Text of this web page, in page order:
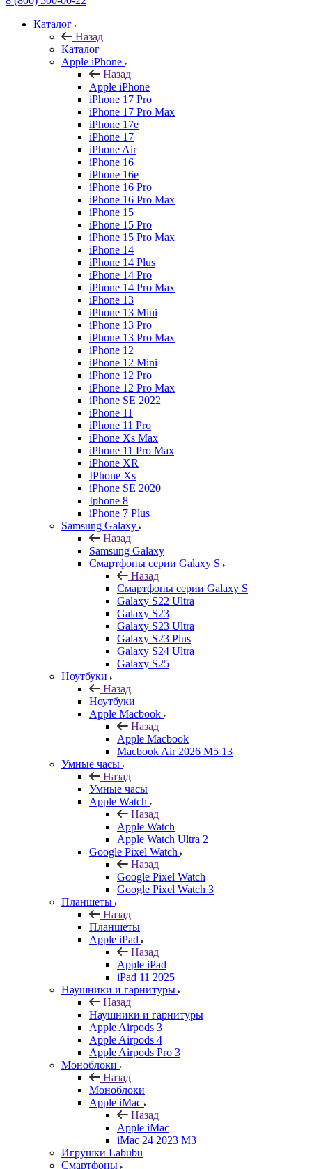
Каталог
Назад
Каталог
Apple iPhone
Назад
Apple iPhone
iPhone 17 Pro
iPhone 17 Pro Max
iPhone 17e
iPhone 17
iPhone Air
iPhone 16
iPhone 16e
iPhone 16 Pro
iPhone 16 Pro Max
iPhone 15
iPhone 15 Pro
iPhone 15 Pro Max
iPhone 14
iPhone 14 Plus
iPhone 14 Pro
iPhone 14 Pro Max
iPhone 13
iPhone 13 Mini
iPhone 13 Pro
iPhone 13 Pro Max
iPhone 12
iPhone 12 Mini
iPhone 12 Pro
iPhone 12 Pro Max
iPhone SE 2022
iPhone 11
iPhone 11 Pro
iPhone Xs Max
iPhone 11 Pro Max
iPhone XR
IPhone Xs
iPhone SE 2020
Iphone 8
iPhone 7 Plus
Samsung Galaxy
Назад
Samsung Galaxy
Смартфоны серии Galaxy S
Назад
Смартфоны серии Galaxy S
Galaxy S22 Ultra
Galaxy S23
Galaxy S23 Ultra
Galaxy S23 Plus
Galaxy S24 Ultra
Galaxy S25
Ноутбуки
Назад
Ноутбуки
Apple Macbook
Назад
Apple Macbook
Macbook Air 2026 M5 13
Умные часы
Назад
Умные часы
Apple Watch
Назад
Apple Watch
Apple Watch Ultra 2
Google Pixel Watch
Назад
Google Pixel Watch
Google Pixel Watch 3
Планшеты
Назад
Планшеты
Apple iPad
Назад
Apple iPad
iPad 11 2025
Наушники и гарнитуры
Назад
Наушники и гарнитуры
Apple Airpods 3
Apple Airpods 4
Apple Airpods Pro 3
Моноблоки
Назад
Моноблоки
Apple iMac
Назад
Apple iMac
iMac 24 2023 M3
Игрушки Labubu
Смартфоны